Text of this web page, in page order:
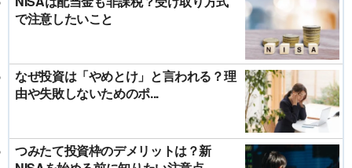
で注意したいこと
なぜ投資は「やめとけ」と言われる？理
由や失敗しないためのポ...
つみたて投資枠のデメリットは？新